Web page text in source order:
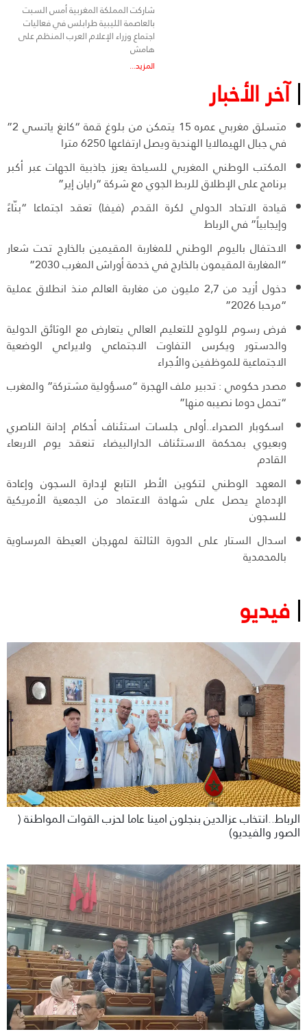
شاركت المملكة المغربية أمس السبت
بالعاصمة الليبية طرابلس في فعاليات
اجتماع وزراء الإعلام العرب المنظم على
هامش
المزيد...
آخر الأخبار
متسلق مغربي عمره 15 يتمكن من بلوغ قمة “كانغ ياتسي 2”
في جبال الهيمالايا الهندية ويصل ارتفاعها 6250 مترا
المكتب الوطني المغربي للسياحة يعزز جاذبية الجهات عبر أكبر
برنامج على الإطلاق للربط الجوي مع شركة “رايان إير”
قيادة الاتحاد الدولي لكرة القدم (فيفا) تعقد اجتماعا “بنّاءً
وإيجابياً” في الرباط
الاحتفال باليوم الوطني للمغاربة المقيمين بالخارج تحت شعار
“المغاربة المقيمون بالخارج في خدمة أوراش المغرب 2030”
دخول أزيد من 2,7 مليون من مغاربة العالم منذ انطلاق عملية
“مرحبا 2026”
فرض رسوم للولوج للتعليم العالي يتعارض مع الوثائق الدولية
والدستور ويكرس التفاوت الاجتماعي ولايراعي الوضعية
الاجتماعية للموظفين والأجراء
مصدر حكومي : تدبير ملف الهجرة “مسؤولية مشتركة” والمغرب
“تحمل دوما نصيبه منها”
اسكوبار الصحراء..أولى جلسات استئناف أحكام إدانة الناصري
وبعيوي بمحكمة الاستئناف الدارالبيضاء تنعقد يوم الاربعاء
القادم
المعهد الوطني لتكوين الأطر التابع لإدارة السجون وإعادة
الإدماج يحصل على شهادة الاعتماد من الجمعية الأمريكية
للسجون
اسدال الستار على الدورة الثالثة لمهرجان العيطة المرساوية
بالمحمدية
فيديو
الرباط..انتخاب عزالدين بنجلون امينا عاما لحزب القوات المواطنة (
الصور والفيديو)